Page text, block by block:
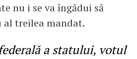
nu i se va îngădui să
al treilea mandat.
a statului, votul